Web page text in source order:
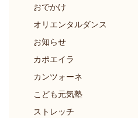
おでかけ
オリエンタルダンス
お知らせ
カポエイラ
カンツォーネ
こども元気塾
ストレッチ